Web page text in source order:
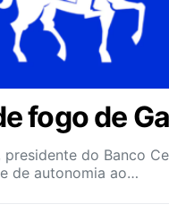
fogo de
presidente do Banco
de autonomia ao…